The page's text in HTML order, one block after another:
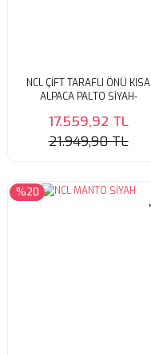
NCL ÇİFT TARAFLI ÖNÜ KISA
ALPACA PALTO SİYAH-
17.559,92 TL
21.949,90 TL
%20